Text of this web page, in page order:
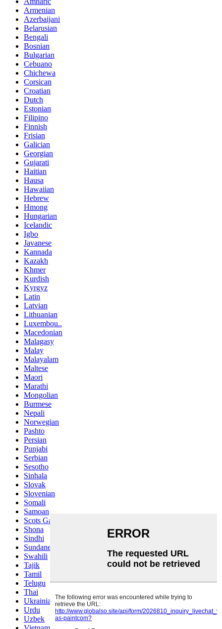
Armenian
Azerbaijani
Belarusian
Bengali
Bosnian
Bulgarian
Cebuano
Chichewa
Corsican
Croatian
Dutch
Estonian
Filipino
Finnish
Frisian
Galician
Georgian
Gujarati
Haitian
Hausa
Hawaiian
Hebrew
Hmong
Hungarian
Icelandic
Igbo
Javanese
Kannada
Kazakh
Khmer
Kurdish
Kyrgyz
Latin
Latvian
Lithuanian
Luxembou..
Macedonian
Malagasy
Malay
Malayalam
Maltese
Maori
Marathi
Mongolian
Burmese
Nepali
Norwegian
Pashto
Persian
Punjabi
Serbian
Sesotho
Sinhala
Slovak
Slovenian
Somali
Samoan
Scots Gaelic
Shona
Sindhi
Sundanese
Swahili
Tajik
Tamil
Telugu
Thai
Ukrainian
Urdu
Uzbek